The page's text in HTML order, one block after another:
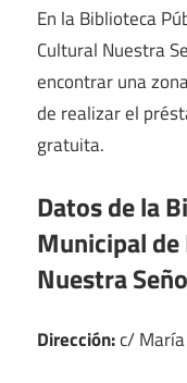
En la Biblioteca
Cultural Nuestra
encontrar una
de realizar el
gratuita.
Datos de la
Municipal de
Nuestra
Dirección:c/ María